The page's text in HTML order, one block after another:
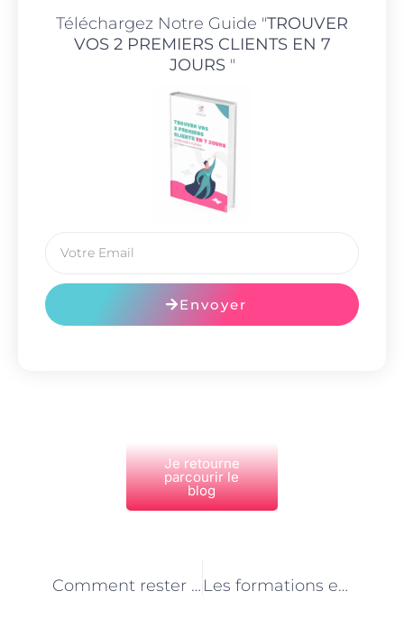
Téléchargez Notre Guide "TROUVER
VOS 2 PREMIERS CLIENTS EN 7
JOURS"
Envoyer
Je retourne
parcourir le
blog
Comment rester à jour avec les dernières technologies en tant qu’intégrateur web à Paris Les formations et les écoles d’intégration web à Paris : quelles options choisir ?